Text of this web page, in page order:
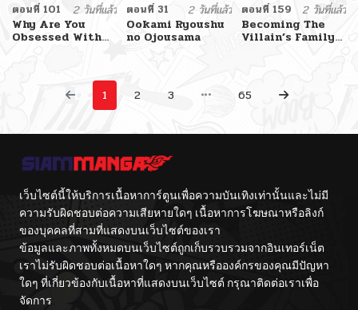
ตอนที่ 101
2 วันที่แล้ว
Why Are You
Obsessed With
ตอนที่ 31
2 วันที่แล้ว
Ookami Ryoushu
no Ojousama
ตอนที่ 159
2 วันที่แล้ว
Becoming The
Villain’s Family
1
2 3 65
เว็บไซต์นี้ให้บริการเนื้อหาการ์ตูนเพื่อความบันเทิงเท่านั้นและไม่มี
ความรับผิดชอบต่อความเสียหายใดๆ เนื้อหาการโฆษณาหรือลิงก์
ของบุคคลที่สามที่แสดงบนเว็บไซต์ของเรา
ข้อมูลและภาพทั้งหมดบนเว็บไซต์ถูกเก็บรวบรวมจากอินเทอร์เน็ต
เราไม่รับผิดชอบต่อเนื้อหาใดๆ หากคุณหรือองค์กรของคุณมีปัญหา
ใดๆ ที่เกี่ยวข้องกับเนื้อหาที่แสดงบนเว็บไซต์ กรุณาติดต่อเราเพื่อ
จัดการ